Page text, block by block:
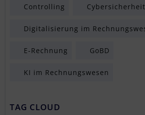
Controlling Cybersicherheit
Digitalisierung im
E-Rechnung GoBD
KI im Rechnungswesen
TAG CLOUD